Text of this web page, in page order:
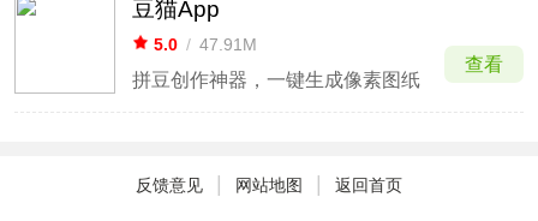
豆猫App
5.0 / 47.91M
拼豆创作神器，一键生成像素图纸
查看
反馈意见 | 网站地图 | 返回首页